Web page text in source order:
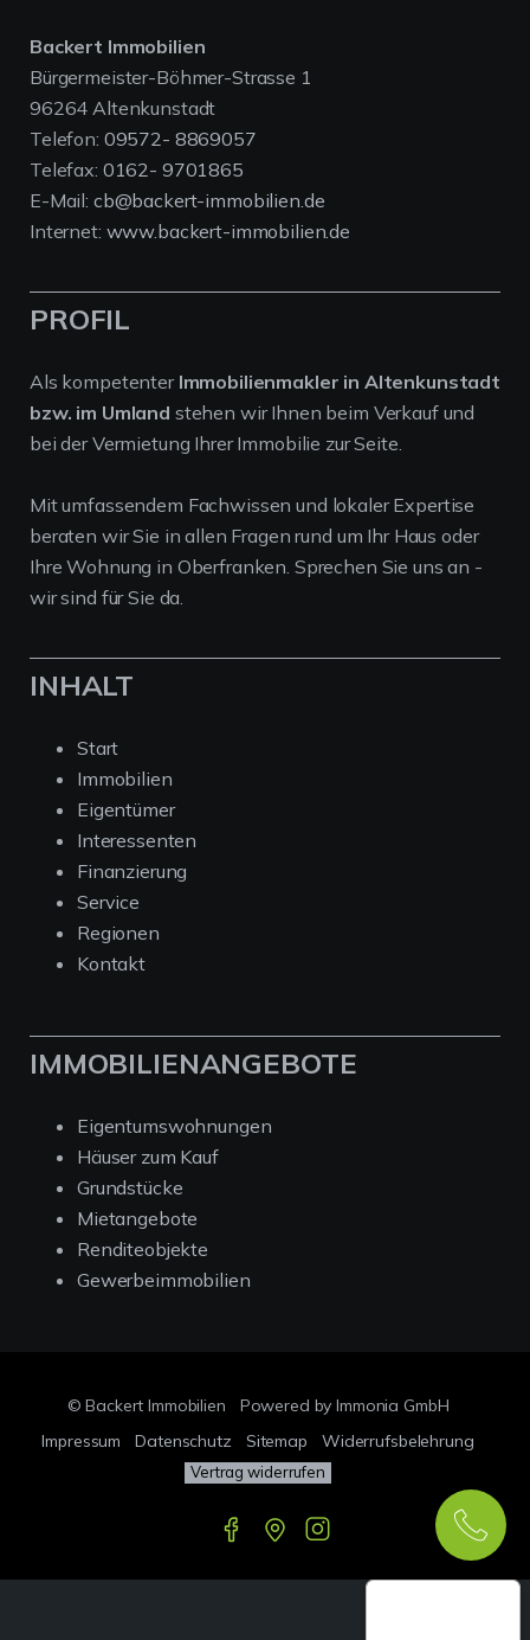
Backert Immobilien
Bürgermeister-Böhmer-Strasse 1
96264 Altenkunstadt
Telefon: 09572- 8869057
Telefax: 0162- 9701865
E-Mail: cb@backert-immobilien.de
Internet: www.backert-immobilien.de
PROFIL
Als kompetenter Immobilienmakler in Altenkunstadt
bzw. im Umland stehen wir Ihnen beim Verkauf und
bei der Vermietung Ihrer Immobilie zur Seite.
Mit umfassendem Fachwissen und lokaler Expertise
beraten wir Sie in allen Fragen rund um Ihr Haus oder
Ihre Wohnung in Oberfranken. Sprechen Sie uns an -
wir sind für Sie da.
INHALT
Start
Immobilien
Eigentümer
Interessenten
Finanzierung
Service
Regionen
Kontakt
IMMOBILIENANGEBOTE
Eigentumswohnungen
Häuser zum Kauf
Grundstücke
Mietangebote
Renditeobjekte
Gewerbeimmobilien
© Backert Immobilien
Powered by Immonia GmbH
Impressum
Datenschutz Sitemap Widerrufsbelehrung
Vertrag widerrufen